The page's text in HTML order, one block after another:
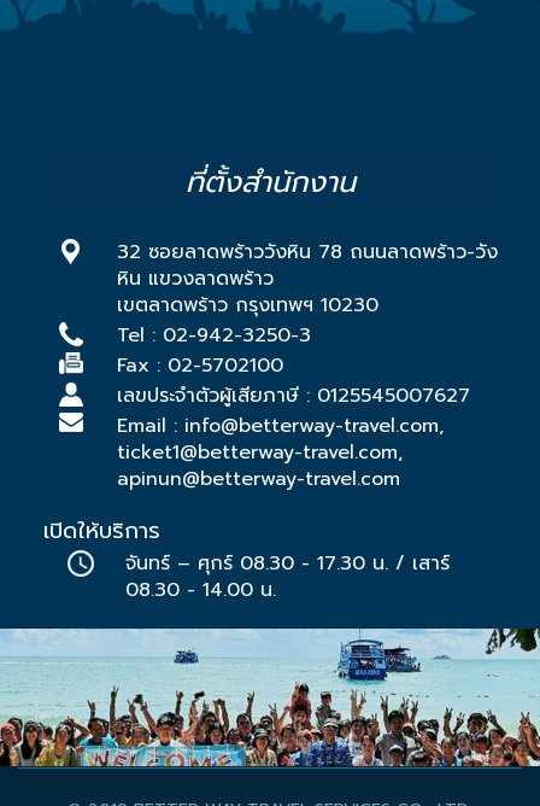
ที่ตั้งสำนักงาน
32 ซอยลาดพร้าววังหิน 78 ถนนลาดพร้าว-วัง
หิน แขวงลาดพร้าว
เขตลาดพร้าว กรุงเทพฯ 10230
Tel : 02-942-3250-3
Fax : 02-5702100
เลขประจำตัวผู้เสียภาษี : 0125545007627
Email : info@betterway-travel.com,
ticket1@betterway-travel.com,
apinun@betterway-travel.com
เปิดให้บริการ
จันทร์ – ศุกร์ 08.30 - 17.30 น. / เสาร์
08.30 - 14.00 น.